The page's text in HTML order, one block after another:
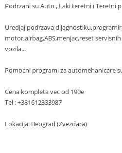
Podrzani su Auto , Laki teretni i Teretni
Uredjaj podrzava
motor,airbag,ABS,menjac,reset
vozila...
Pomocni programi za automehanicare
Cena kompleta vec od 190e
Tel : +381612333987
Lokacija: Beograd (Zvezdara)